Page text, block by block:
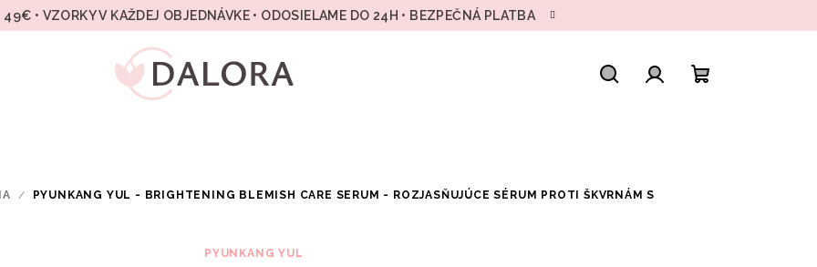
49€ • VZORKY V KAŽDEJ OBJEDNÁVKE • ODOSIELAME DO 24H • BEZPEČNÁ PLATBA
/
PYUNKANG YUL - BRIGHTENING BLEMISH CARE SERUM - ROZJASŇUJÚCE SÉRUM PROTI ŠKVRNÁM S
PYUNKANG YUL